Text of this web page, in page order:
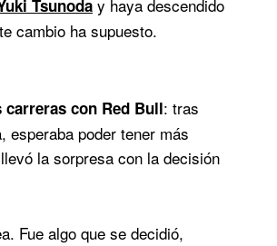
Tsunoda y haya descendido
cambio ha supuesto.
con Red Bull: tras
esperaba poder tener más
la sorpresa con la decisión
Fue algo que se decidió,